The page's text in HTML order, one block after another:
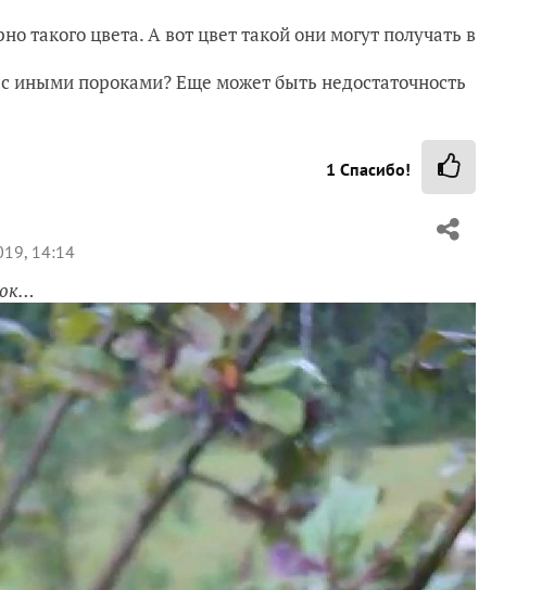
такого цвета. А вот цвет такой они могут получать в
иными пороками? Еще может быть недостаточность
1 Спасибо!
14:14